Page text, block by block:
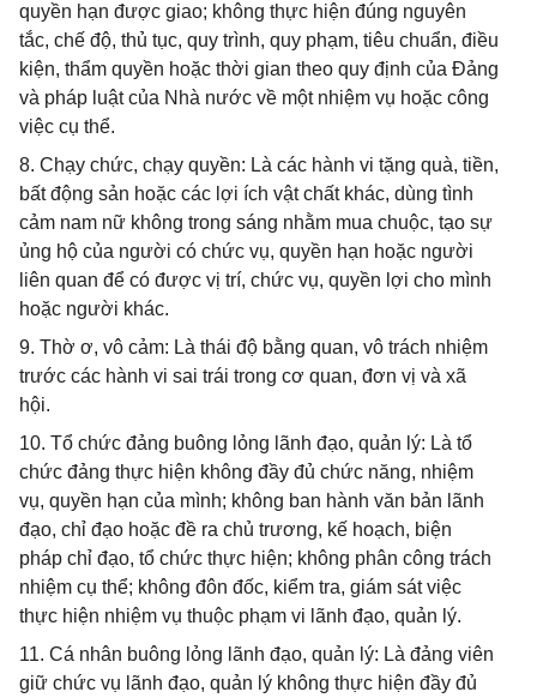
quyền hạn được giao; không thực hiện đúng nguyên
tắc, chế độ, thủ tục, quy trình, quy phạm, tiêu chuẩn, điều
kiện, thẩm quyền hoặc thời gian theo quy định của Đảng
và pháp luật của Nhà nước về một nhiệm vụ hoặc công
việc cụ thể.
8. Chạy chức, chạy quyền: Là các hành vi tặng quà, tiền,
bất động sản hoặc các lợi ích vật chất khác, dùng tình
cảm nam nữ không trong sáng nhằm mua chuộc, tạo sự
ủng hộ của người có chức vụ, quyền hạn hoặc người
liên quan để có được vị trí, chức vụ, quyền lợi cho mình
hoặc người khác.
9. Thờ ơ, vô cảm: Là thái độ bằng quan, vô trách nhiệm
trước các hành vi sai trái trong cơ quan, đơn vị và xã
hội.
10. Tổ chức đảng buông lỏng lãnh đạo, quản lý: Là tổ
chức đảng thực hiện không đầy đủ chức năng, nhiệm
vụ, quyền hạn của mình; không ban hành văn bản lãnh
đạo, chỉ đạo hoặc đề ra chủ trương, kế hoạch, biện
pháp chỉ đạo, tổ chức thực hiện; không phân công trách
nhiệm cụ thể; không đôn đốc, kiểm tra, giám sát việc
thực hiện nhiệm vụ thuộc phạm vi lãnh đạo, quản lý.
11. Cá nhân buông lỏng lãnh đạo, quản lý: Là đảng viên
giữ chức vụ lãnh đạo, quản lý không thực hiện đầy đủ